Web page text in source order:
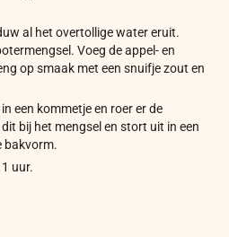
al het overtollige water eruit.
Voeg de appel- en
op smaak met een snuifje zout en
een kommetje en roer er de
bij het mengsel en stort uit in een
bakvorm.
uur.